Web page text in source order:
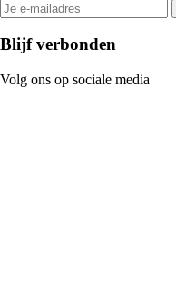
Blijf verbonden
Volg ons op sociale media